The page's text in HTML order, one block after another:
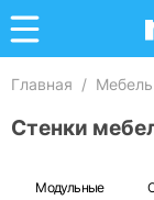
Главная / Мебель
Стенки
Модульные